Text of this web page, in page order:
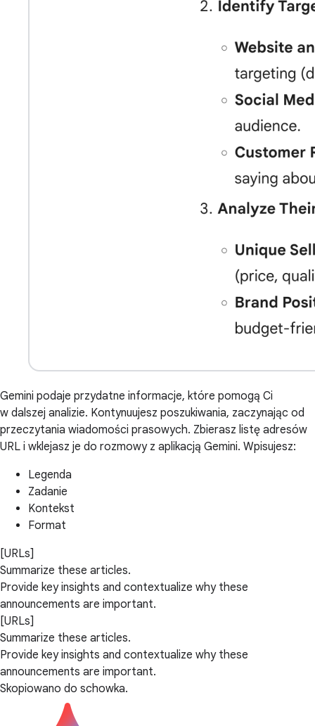
Gemini podaje przydatne informacje, które pomogą Ci
w dalszej analizie. Kontynuujesz poszukiwania, zaczynając od
przeczytania wiadomości prasowych. Zbierasz listę adresów
URL i wklejasz je do rozmowy z aplikacją Gemini. Wpisujesz:
Legenda
Zadanie
Kontekst
Format
[URLs]
Summarize these articles.
Provide key insights and contextualize why these
announcements are important.
[URLs]
Summarize these articles.
Provide key insights and contextualize why these
announcements are important.
Skopiowano do schowka.